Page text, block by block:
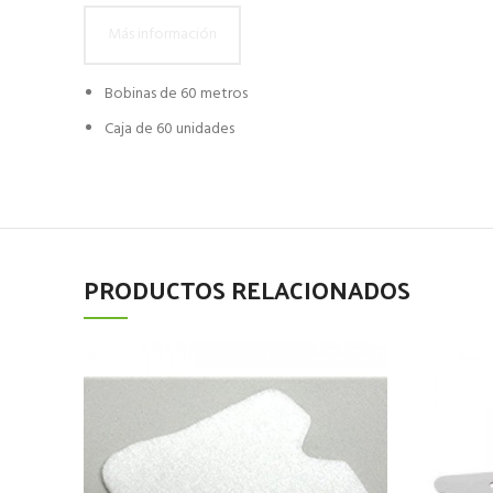
Bobinas de 60 metros
Caja de 60 unidades
PRODUCTOS RELACIONADOS